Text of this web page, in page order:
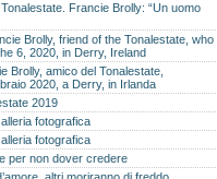
Tonalestate. Francie Brolly: “Un uomo
Brolly, friend of the Tonalestate, who
6, 2020, in Derry, Ireland
Brolly, amico del Tonalestate,
2020, a Derry, in Irlanda
2019
fotografica
fotografica
per non dover credere